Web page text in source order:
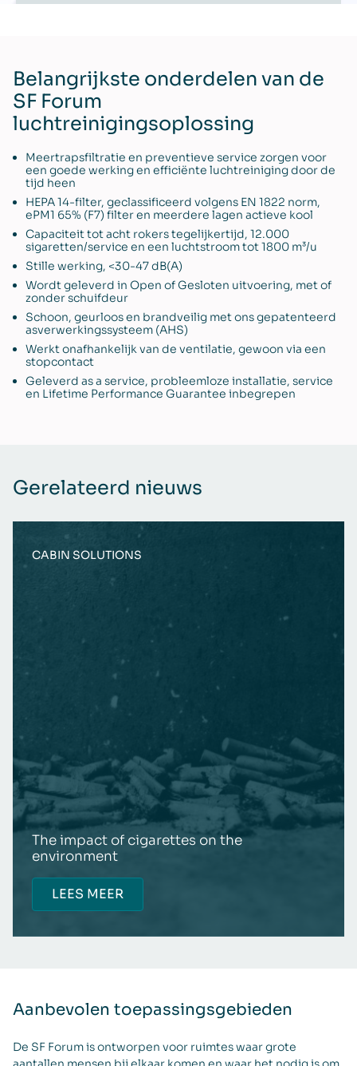
Belangrijkste onderdelen van de
SF Forum
luchtreinigingsoplossing
Meertrapsfiltratie en preventieve service zorgen voor
een goede werking en efficiënte luchtreiniging door de
tijd heen
HEPA 14-filter, geclassificeerd volgens EN 1822 norm,
ePM1 65% (F7) filter en meerdere lagen actieve kool
Capaciteit tot acht rokers tegelijkertijd, 12.000
sigaretten/service en een luchtstroom tot 1800 m³/u
Stille werking, <30-47 dB(A)
Wordt geleverd in Open of Gesloten uitvoering, met of
zonder schuifdeur
Schoon, geurloos en brandveilig met ons gepatenteerd
asverwerkingssysteem (AHS)
Werkt onafhankelijk van de ventilatie, gewoon via een
stopcontact
Geleverd as a service, probleemloze installatie, service
en Lifetime Performance Guarantee inbegrepen
Gerelateerd nieuws
CABIN SOLUTIONS
The impact of cigarettes on the
environment
LEES MEER
Aanbevolen toepassingsgebieden
De SF Forum is ontworpen voor ruimtes waar grote